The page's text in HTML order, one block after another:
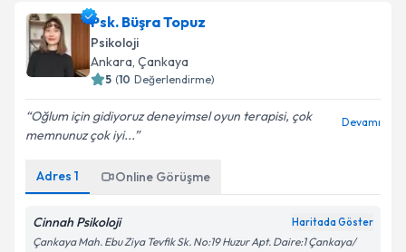
hazırlandığında e-posta ile bilgilendireceğiz.
E-posta Adresiniz
Kişisel verilerimin işlenmesine ilişkin
kapsamda işlenmesini kabul ediyorum.
Takvim Talebini Gönder
Psk. Büşra Topuz
Psikoloji
Ankara, Çankaya
5 (10 Değerlendirme)
Oğlum için gidiyoruz deneyimsel oyun terapisi, çok
memnunuz çok iyi...
Devamı
Adres 1 Online Görüşme
Cinnah Psikoloji Haritada Göster
Çankaya Mah. Ebu Ziya Tevfik Sk. No:19 Huzur Apt. Daire:1 Çankaya/